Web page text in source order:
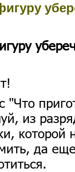
"Что
из
которой
да